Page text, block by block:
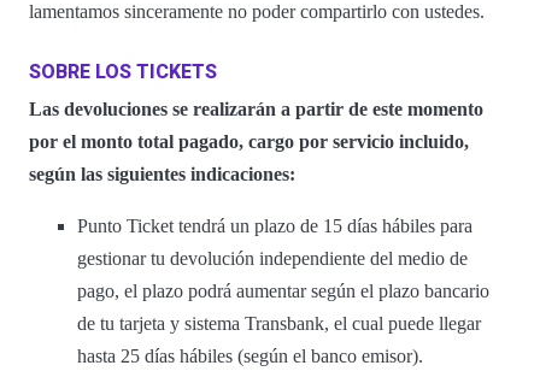
lamentamos sinceramente no poder compartirlo con ustedes.
SOBRE LOS TICKETS
Las devoluciones se realizarán a partir de este momento
por el monto total pagado, cargo por servicio incluido,
según las siguientes indicaciones:
Punto Ticket tendrá un plazo de 15 días hábiles para
gestionar tu devolución independiente del medio de
pago, el plazo podrá aumentar según el plazo bancario
de tu tarjeta y sistema Transbank, el cual puede llegar
hasta 25 días hábiles (según el banco emisor).